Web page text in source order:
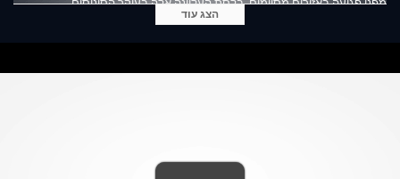
מפני פגיעה באזורים מסוימים. בלסת העליונה אלה בעיקר הסינוסים
המקסילריים, שהם חללים בגולגולת הנמצאים מעל לשורשי השיניים האחוריות
הצג עוד